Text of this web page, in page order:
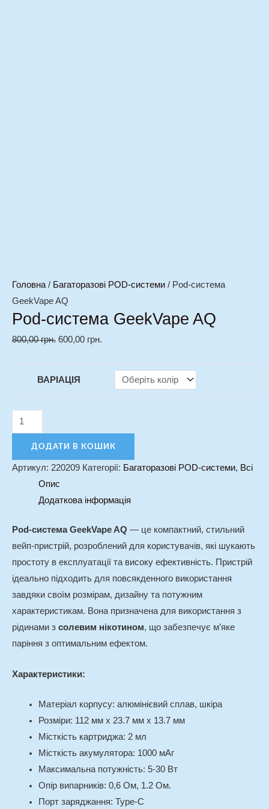
Головна / Багаторазові POD-системи / Pod-система
GeekVape AQ
Pod-система GeekVape AQ
800,00грн. 600,00 грн.
ВАРІАЦІЯ
ДОДАТИ В КОШИК
Артикул: 220209 Категорії: Багаторазові POD-системи, Всі
Опис
Додаткова інформація
Pod-система GeekVape AQ — це компактний, стильний
вейп-пристрій, розроблений для користувачів, які шукають
простоту в експлуатації та високу ефективність. Пристрій
ідеально підходить для повсякденного використання
завдяки своїм розмірам, дизайну та потужним
характеристикам. Вона призначена для використання з
рідинами з солевим нікотином, що забезпечує м’яке
паріння з оптимальним ефектом.
Характеристики:
Матеріал корпусу: алюмінієвий сплав, шкіра
Розміри: 112 мм x 23.7 мм x 13.7 мм
Місткість картриджа: 2 мл
Місткість акумулятора: 1000 мАг
Максимальна потужність: 5-30 Вт
Опір випарників: 0,6 Ом, 1.2 Ом.
Порт заряджання: Type-C